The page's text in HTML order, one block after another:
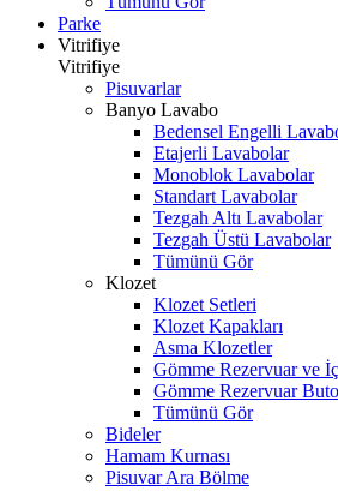
Parke
Vitrifiye
Vitrifiye
Pisuvarlar
Banyo Lavabo
Bedensel Engelli
Etajerli Lavabolar
Monoblok Lavabolar
Standart Lavabolar
Tezgah Altı Lavabolar
Tezgah Üstü Lavabolar
Tümünü Gör
Klozet
Klozet Setleri
Klozet Kapakları
Asma Klozetler
Gömme Rezervuar ve
Gömme Rezervuar
Tümünü Gör
Bideler
Hamam Kurnası
Pisuvar Ara Bölme